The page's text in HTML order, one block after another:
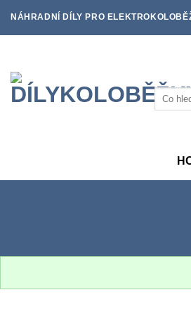
NÁHRADNÍ DÍLY PRO
Hledat: